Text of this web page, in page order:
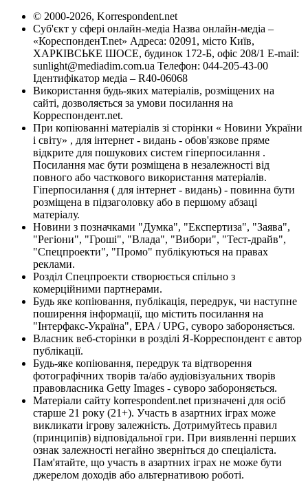
© 2000-2026, Korrespondent.net
Суб'єкт у сфері онлайн-медіа Назва онлайн-медіа –
«КореспонденТ.net» Адреса: 02091, місто Київ,
ХАРКІВСЬКЕ ШОСЕ, будинок 172-Б, офіс 208/1 E-mail:
sunlight@mediadim.com.ua Телефон: 044-205-43-00
Ідентифікатор медіа – R40-06068
Використання будь-яких матеріалів, розміщених на
сайті, дозволяється за умови посилання на
Корреспондент.net.
При копіюванні матеріалів зі сторінки « Новини України
і світу» , для інтернет - видань - обов'язкове пряме
відкрите для пошукових систем гіперпосилання .
Посилання має бути розміщена в незалежності від
повного або часткового використання матеріалів.
Гіперпосилання ( для інтернет - видань) - повинна бути
розміщена в підзаголовку або в першому абзаці
матеріалу.
Новини з позначками "Думка", "Експертиза", "Заява",
"Регіони", "Гроші", "Влада", "Вибори", "Тест-драйв",
"Спецпроекти", "Промо" публікуються на правах
реклами.
Розділ Спецпроекти створюється спільно з
комерційними партнерами.
Будь яке копіювання, публікація, передрук, чи наступне
поширення інформації, що містить посилання на
"Інтерфакс-Україна", EPA / UPG, суворо забороняється.
Власник веб-сторінки в розділі Я-Корреспондент є автор
публікації.
Будь-яке копіювання, передрук та відтворення
фотографічних творів та/або аудіовізуальних творів
правовласника Getty Images - суворо забороняється.
Матеріали сайту korrespondent.net призначені для осіб
старше 21 року (21+). Участь в азартних іграх може
викликати ігрову залежність. Дотримуйтесь правил
(принципів) відповідальної гри. При виявленні перших
ознак залежності негайно зверніться до спеціаліста.
Пам'ятайте, що участь в азартних іграх не може бути
джерелом доходів або альтернативою роботі.